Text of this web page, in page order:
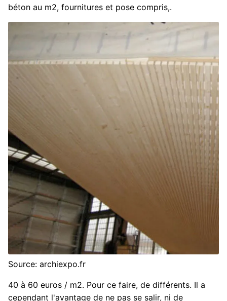
béton au m2, fournitures et pose compris,.
Source: archiexpo.fr
40 à 60 euros / m2. Pour ce faire, de différents. Il a
cependant l'avantage de ne pas se salir, ni de